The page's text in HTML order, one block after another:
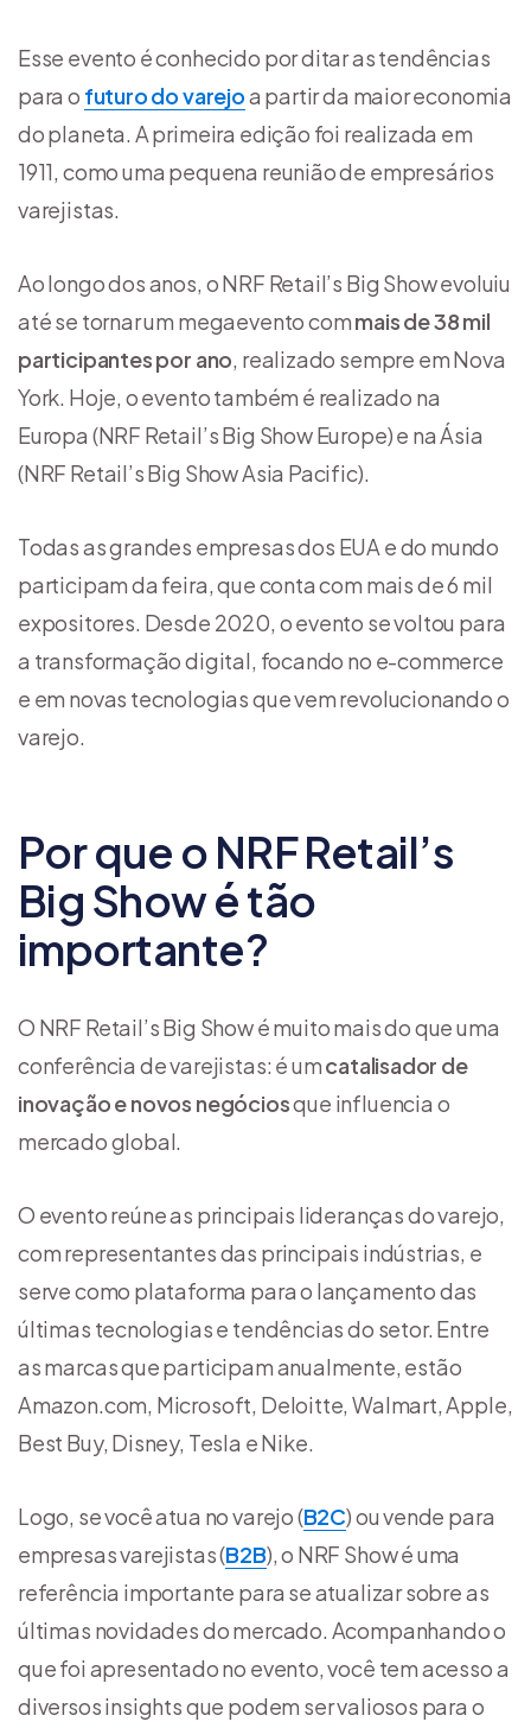
Esse evento é conhecido por ditar as tendências
para o futuro do varejoa partir da maior economia
do planeta. A primeira edição foi realizada em
1911, como uma pequena reunião de empresários
varejistas.
Ao longo dos anos, o NRF Retail’s Big Show evoluiu
até se tornar um megaevento commais de 38 mil
participantes por ano , realizado sempre em Nova
York. Hoje, o evento também é realizado na
Europa (NRF Retail’s Big Show Europe) e na Ásia
(NRF Retail’s Big Show Asia Pacific).
Todas as grandes empresas dos EUA e do mundo
participam da feira, que conta com mais de 6 mil
expositores. Desde 2020, o evento se voltou para
a transformação digital, focando no e-commerce
e em novas tecnologias que vem revolucionando o
varejo.
Por que o NRF Retail’s
Big Show é tão
importante?
O NRF Retail’s Big Show é muito mais do que uma
conferência de varejistas: é umcatalisador de
inovação e novos negóciosque influencia o
mercado global.
O evento reúne as principais lideranças do varejo,
com representantes das principais indústrias, e
serve como plataforma para o lançamento das
últimas tecnologias e tendências do setor. Entre
as marcas que participam anualmente, estão
Amazon.com, Microsoft, Deloitte, Walmart, Apple,
Best Buy, Disney, Tesla e Nike.
Logo, se você atua no varejo (B2C) ou vende para
empresas varejistas (B2B), o NRF Show é uma
referência importante para se atualizar sobre as
últimas novidades do mercado. Acompanhando o
que foi apresentado no evento, você tem acesso a
diversos insights que podem ser valiosos para o